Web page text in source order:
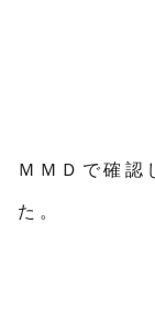
ＭＭＤで確認
た。